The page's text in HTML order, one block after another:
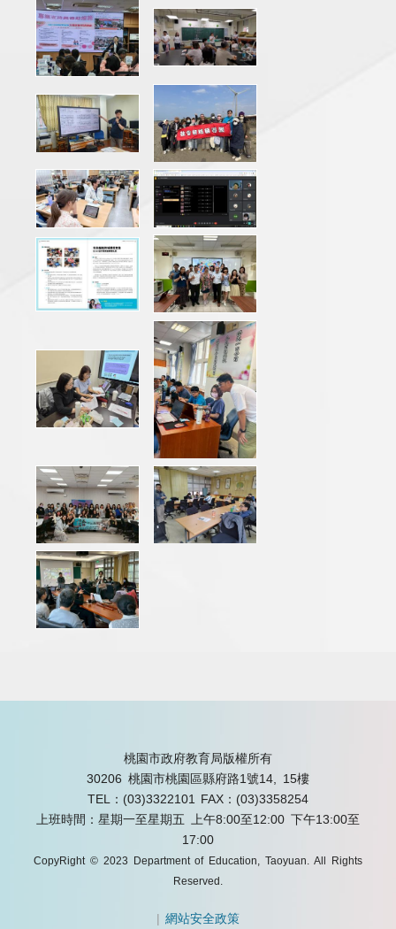
桃園市政府教育局版權所有
30206 桃園市桃園區縣府路1號14, 15樓
TEL：(03)3322101
FAX：(03)3358254
上班時間：星期一至星期五 上午8:00至12:00 下午13:00至
17:00
CopyRight © 2023 Department of Education, Taoyuan. All Rights
Reserved.
|網站安全政策